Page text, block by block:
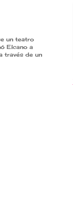
un teatro
Elcano a
través de un